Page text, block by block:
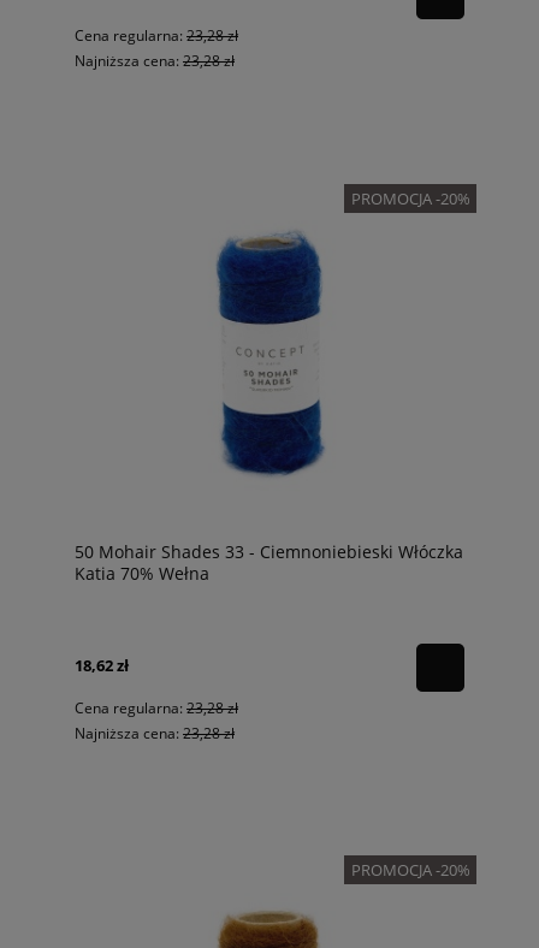
Cena regularna: 23,28 zł
Najniższa cena: 23,28 zł
PROMOCJA -20%
50 Mohair Shades 33 - Ciemnoniebieski Włóczka
Katia 70% Wełna
18,62 zł
Cena regularna: 23,28 zł
Najniższa cena: 23,28 zł
PROMOCJA -20%